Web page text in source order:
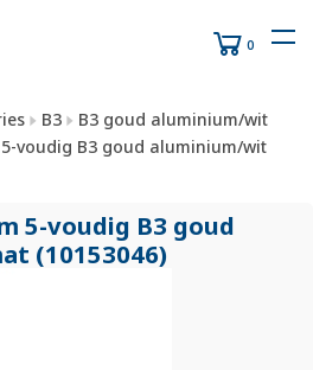
0
B3
B3 goud aluminium/wit
voudig B3 goud aluminium/wit
5-voudig B3 goud
(10153046)